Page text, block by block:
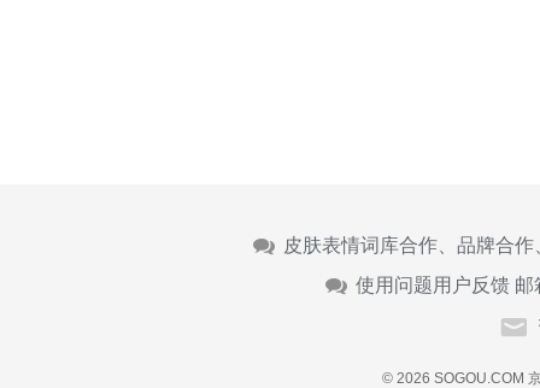
皮肤表情词库合作、品牌合
使用问题用户反馈 邮
© 2026 SOGOU.COM